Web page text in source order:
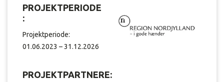
PROJEKTPERIODE
:
Projektperiode:
01.06.2023 – 31.12.2026
PROJEKTPARTNERE: